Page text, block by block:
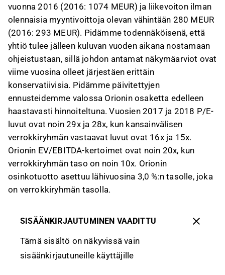
vuonna 2016 (2016: 1074 MEUR) ja liikevoiton ilman
olennaisia myyntivoittoja olevan vähintään 280 MEUR
(2016: 293 MEUR). Pidämme todennäköisenä, että
yhtiö tulee jälleen kuluvan vuoden aikana nostamaan
ohjeistustaan, sillä johdon antamat näkymäarviot ovat
viime vuosina olleet järjestäen erittäin
konservatiivisia. Pidämme päivitettyjen
ennusteidemme valossa Orionin osaketta edelleen
haastavasti hinnoiteltuna. Vuosien 2017 ja 2018 P/E-
luvut ovat noin 29x ja 28x, kun kansainvälisen
verrokkiryhmän vastaavat luvut ovat 16x ja 15x.
Orionin EV/EBITDA-kertoimet ovat noin 20x, kun
verrokkiryhmän taso on noin 10x. Orionin
osinkotuotto asettuu lähivuosina 3,0 %:n tasolle, joka
on verrokkiryhmän tasolla.
SISÄÄNKIRJAUTUMINEN VAADITTU
Tämä sisältö on näkyvissä vain
sisäänkirjautuneille käyttäjille